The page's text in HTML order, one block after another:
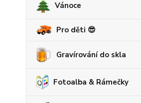
Vánoce
Pro děti 😎
Gravírování do skla
Fotoalba & Rámečky